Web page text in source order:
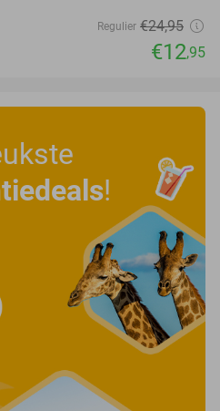
Regulier €24,95
€12,95
!